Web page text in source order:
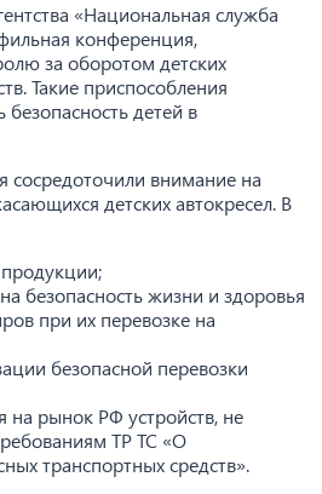
«Национальная служба
конференция,
за оборотом детских
Такие приспособления
детей в
сосредоточили внимание на
детских автокресел. В
безопасность жизни и здоровья
при их перевозке на
безопасной перевозки
на рынок РФ устройств, не
ТР ТС «О
транспортных средств».